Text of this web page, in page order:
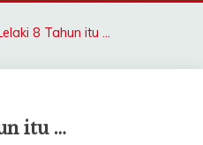
8 Tahun itu …
itu …